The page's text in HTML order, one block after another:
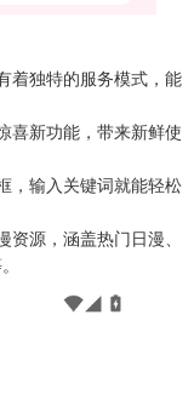
着独特的服务模式，能
喜新功能，带来新鲜使
，输入关键词就能轻松
源，涵盖热门日漫、